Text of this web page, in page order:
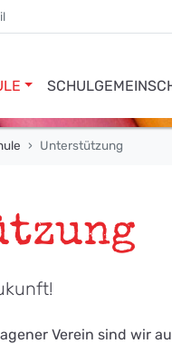
Unterstützung
Verein sind wir